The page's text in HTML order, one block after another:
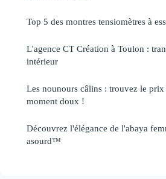
Top 5 des montres tensiomètres à
L'agence CT Création à Toulon :
intérieur
Les nounours câlins : trouvez le
moment doux !
Découvrez l'élégance de l'abaya
asourd™